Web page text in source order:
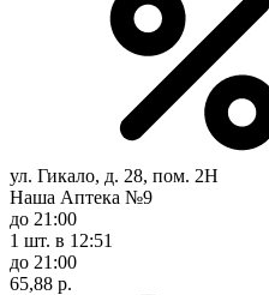
ул. Гикало, д. 28, пом. 2Н
Наша Аптека №9
до 21:00
1 шт. в 12:51
до 21:00
65,88 р.